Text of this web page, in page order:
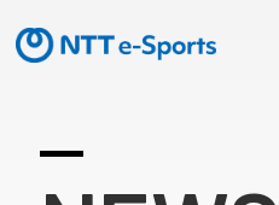
ミッション